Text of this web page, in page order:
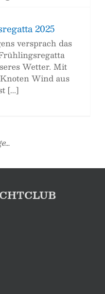
2025
versprach das
Wetter. Mit
Wind aus
[...]